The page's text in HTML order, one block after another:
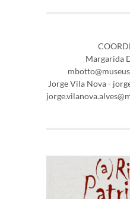
Margarida
Jorge Vila Nova -